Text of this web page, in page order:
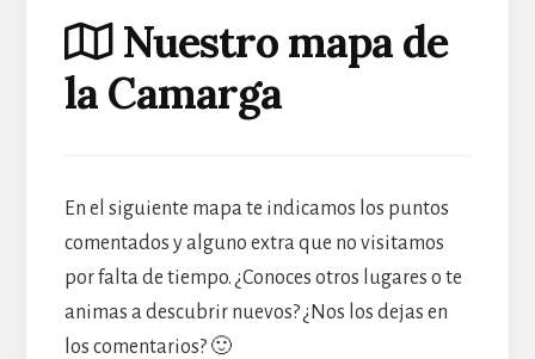
Nuestro mapa de
la Camarga
En el siguiente mapa te indicamos los puntos
comentados y alguno extra que no visitamos
por falta de tiempo. ¿Conoces otros lugares o te
animas a descubrir nuevos? ¿Nos los dejas en
los comentarios? 🙂